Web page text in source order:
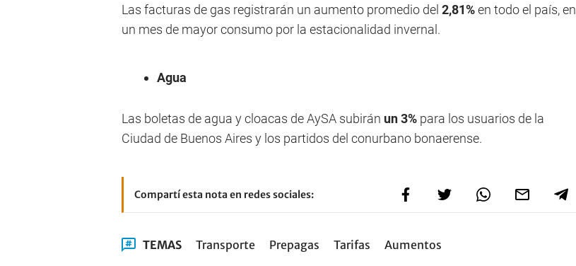
Las facturas de gas registrarán un aumento promedio del 2,81%en todo el país, en
un mes de mayor consumo por la estacionalidad invernal.
Agua
Las boletas de agua y cloacas de AySA subirán un 3% para los usuarios de la
Ciudad de Buenos Aires y los partidos del conurbano bonaerense.
Compartí esta nota en redes sociales:
TEMAS Transporte Prepagas Tarifas Aumentos